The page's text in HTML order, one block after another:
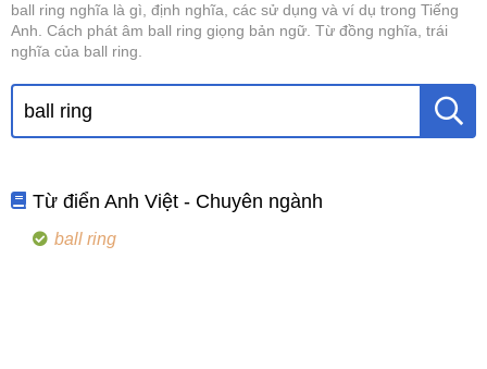
ball ring nghĩa là gì, định nghĩa, các sử dụng và ví dụ trong Tiếng
Anh. Cách phát âm ball ring giọng bản ngữ. Từ đồng nghĩa, trái
nghĩa của ball ring.
Từ điển Anh Việt - Chuyên ngành
ball ring